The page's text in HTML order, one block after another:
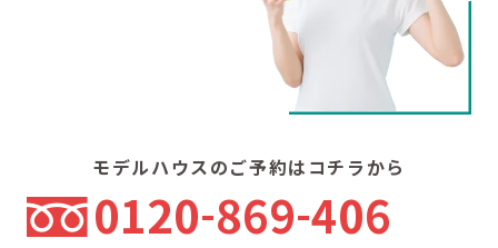
モデルハウスのご予約はコチラから
0120 869 406